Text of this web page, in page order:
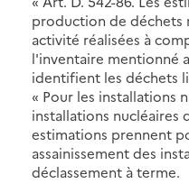
production de déchets
activité réalisées à
l'inventaire mentionné
identifient les déchets
« Pour les installations
installations nucléaires
estimations prennent
assainissement des
déclassement à terme.